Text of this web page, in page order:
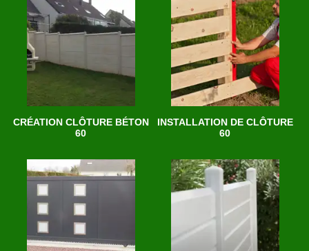
CRÉATION CLÔTURE BÉTON
60
INSTALLATION DE CLÔTURE
60